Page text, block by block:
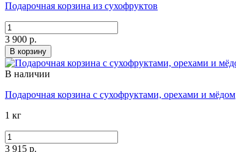
Подарочная корзина из сухофруктов
3 900 р.
В корзину
В наличии
Подарочная корзина с сухофруктами, орехами и мёдом
1 кг
3 915 р.